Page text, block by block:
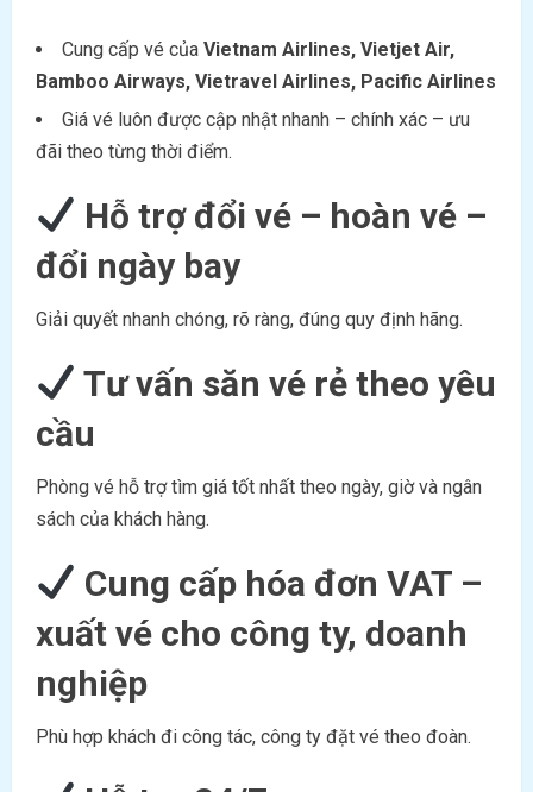
Cung cấp vé của Vietnam Airlines, Vietjet Air,
Bamboo Airways, Vietravel Airlines, Pacific Airlines
Giá vé luôn được cập nhật nhanh – chính xác – ưu
đãi theo từng thời điểm.
Hỗ trợ đổi vé – hoàn vé –
đổi ngày bay
Giải quyết nhanh chóng, rõ ràng, đúng quy định hãng.
Tư vấn săn vé rẻ theo yêu
cầu
Phòng vé hỗ trợ tìm giá tốt nhất theo ngày, giờ và ngân
sách của khách hàng.
Cung cấp hóa đơn VAT –
xuất vé cho công ty, doanh
nghiệp
Phù hợp khách đi công tác, công ty đặt vé theo đoàn.